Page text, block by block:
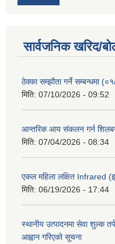
सार्वजनिक खरिद/
ठेक्का सम्झौता गर्ने सम्बन्धमा
मिति: 07/10/2026 - 09:52
आन्तरिक आय संकलन गर्न
मिति: 07/04/2026 - 08:34
एकल महिला लक्षित Infrared
मिति: 06/19/2026 - 17:44
स्थानीय उत्पादनमा सेवा शुल्क
आह्वान गरिएको सूचना